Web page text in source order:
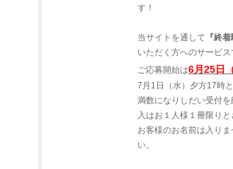
す！
当サイトを通して 『終
いただく方へのサービス
ご応募開始は6月25日
7月1日（水）夕方17時
満数になりしだい受付
入はお１人様１冊限り
お客様のお名前は入り
い。